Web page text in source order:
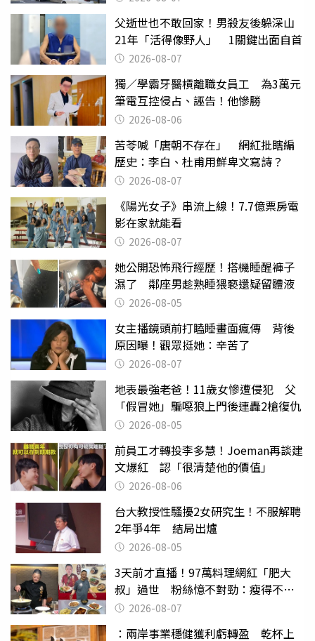
父逝世也不敢回家！男殺友後躲深山
21年「活得像野人」 1關鍵出面自首
2026-08-07
獨／學霸牙醫槓離職女員工 為3萬元
筆電互控侵占、誣告！他慘勝
2026-08-06
苦苓喊「唐朝不存在」 網紅批瞎編
歷史：李白、杜甫用鮮卑文寫詩？
2026-08-07
《陽光女子》串流上線！7.7億票房電
影在家就能看
2026-08-07
她公開恐怖飛行經歷！搭機睡醒褲子
濕了 鄰座男趁熟睡猥褻還疑留體液
2026-08-05
女主播鏡頭前打瞌睡畫面瘋傳 背後
原因曝！觀眾挺她：辛苦了
2026-08-07
地表最強老爸！11歲女慘遭侵犯 父
「假冒她」騙噁狼上門後連轟2槍復仇
2026-08-05
前員工才轉投李多慧！Joeman再談建
文爆紅 認「很清楚他的價值」
2026-08-06
台大教授性騷擾2女研究生！不服解聘
2年爭4年 結局出爐
2026-08-05
3天前才直播！97萬料理網紅「肥大
叔」過世 粉絲憶不對勁：瘦得不合
理 2026-08-07
：兩岸事業穩健獲利虧轉盈 乾杯上